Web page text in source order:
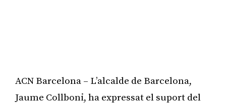
ACN Barcelona – L’alcalde de Barcelona,
Jaume Collboni, ha expressat el suport del